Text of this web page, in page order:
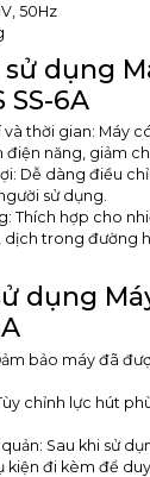
50Hz
dụng
SS-6A
thời gian: Máy
điện năng, giảm
Dễ dàng điều
sử dụng.
Thích hợp cho
dịch trong đường
dụng
bảo máy đã
chỉnh lực hút
Sau khi sử
kiện đi kèm để